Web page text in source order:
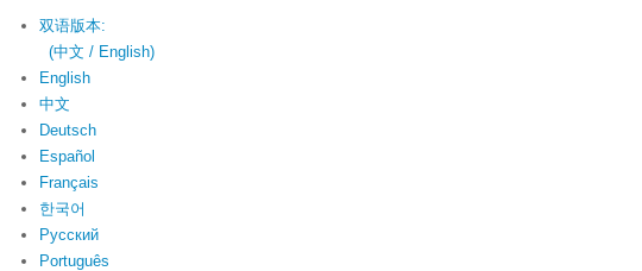
双语版本:
(中文 / English)
English
中文
Deutsch
Español
Français
한국어
Русский
Português